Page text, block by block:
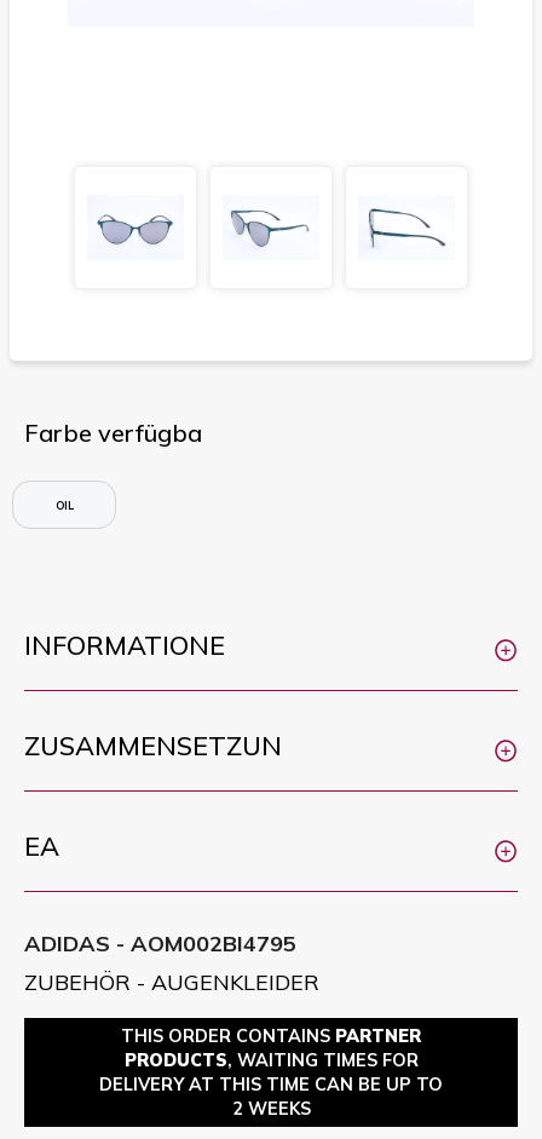
Farbe verfügba
OIL
INFORMATIONE
ZUSAMMENSETZUN
EA
ADIDAS - AOM002BI4795
ZUBEHÖR - AUGENKLEIDER
THIS ORDER CONTAINS PARTNER
PRODUCTS, WAITING TIMES FOR
DELIVERY AT THIS TIME CAN BE UP TO
2 WEEKS